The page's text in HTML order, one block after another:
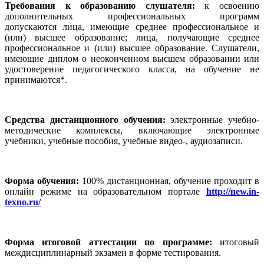
Требования к образованию слушателя:к освоению
дополнительных профессиональных программ
допускаются
лица, имеющие среднее профессиональное и
(или) высшее образование; лица, получающие среднее
профессиональное и (или) высшее образование. Слушатели,
имеющие диплом о неоконченном высшем образовании или
удостоверение педагогического класса, на обучение не
принимаются*.
Средства дистанционного обучения: электронные учебно-
методические комплексы, включающие электронные
учебники, учебные пособия, учебные видео-, аудиозаписи.
Форма обучения: 100% дистанционная, обучение проходит в
онлайн режиме на образовательном портале http://new.in-
texno.ru/
Форма итоговой аттестации по программе:
итоговый
междисциплинарный экзамен в форме тестирования.